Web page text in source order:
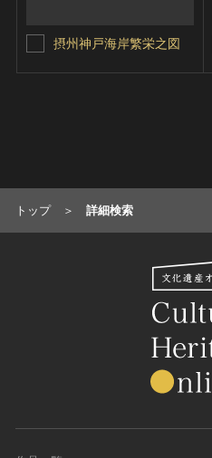
摂州神戸海岸繁栄之図
トップ 詳細検索